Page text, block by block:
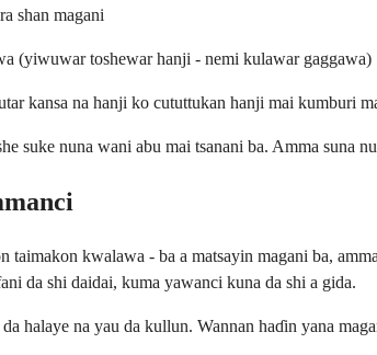
shan magani
(yiwuwar toshewar hanji - nemi kulawar gaggawa)
kansa na hanji ko cututtukan hanji mai kumburi
suke nuna wani abu mai tsanani ba. Amma
taimakon kwalawa - ba a matsayin magani ba,
da shi daidai, kuma yawanci kuna da shi a gida.
halaye na yau da kullun. Wannan haɗin yana